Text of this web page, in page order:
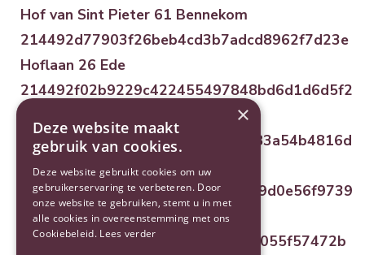
Hof van Sint Pieter 61 Bennekom
214492d77903f26beb4cd3b7adcd8962f7d23e
Hoflaan 26 Ede
214492f02b9229c422455497848bd6d1d6d5f2
2144924dc03c55272f4db0aa6d183a54b4816d
Hofrustlaan 49 Bennekom
21449284d725e1d9c942c082b949d0e56f9739
Hogenkampseweg 101 A Renkum
214492de5039daa1df4fb58c2e13055f57472b
×
Deze website maakt
gebruik van cookies.
Deze website gebruikt cookies om uw
gebruikerservaring te verbeteren. Door
onze website te gebruiken, stemt u in met
alle cookies in overeenstemming met ons
Cookiebeleid. Lees verder